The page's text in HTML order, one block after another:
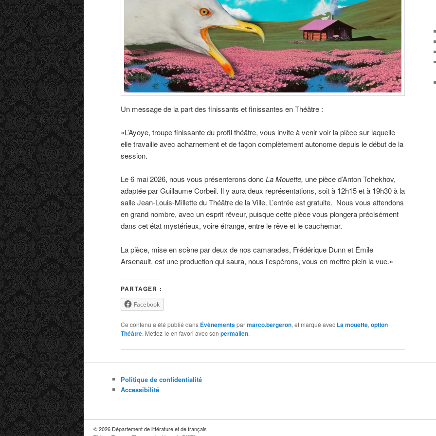
c
e
s
Un message de la part des finissants et finissantes en Théâtre :
«L’Ayoye, troupe finissante du profil théâtre, vous invite à venir voir la pièce sur laquelle
elle travaille avec acharnement et de façon complètement autonome depuis le début de la
session.
Le 6 mai 2026, nous vous présenterons donc La Mouette, une pièce d’Anton Tchekhov,
adaptée par Guillaume Corbeil. Il y aura deux représentations, soit à 12h15 et à 19h30 à la
salle Jean-Louis-Millette du Théâtre de la Ville. L’entrée est gratuite. Nous vous attendons
en grand nombre, avec un esprit rêveur, puisque cette pièce vous plongera précisément
dans cet état mystérieux, voire étrange, entre le rêve et le cauchemar.
La pièce, mise en scène par deux de nos camarades, Frédérique Dunn et Émile
Arsenault, est une production qui saura, nous l’espérons, vous en mettre plein la vue.»
PARTAGER :
Facebook
Ce contenu a été publié dans Évènementsparmarco.bergeron, et marqué avec La mouette, option
Théâtre. Mettez-le en favori avec son permalien.
Politique de confidentialité
Accessibilité
© 2026 Département de littérature et de français